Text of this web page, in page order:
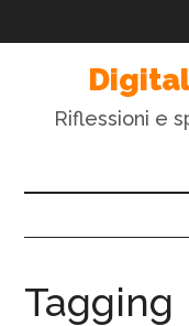
Riflessioni e
Tagging